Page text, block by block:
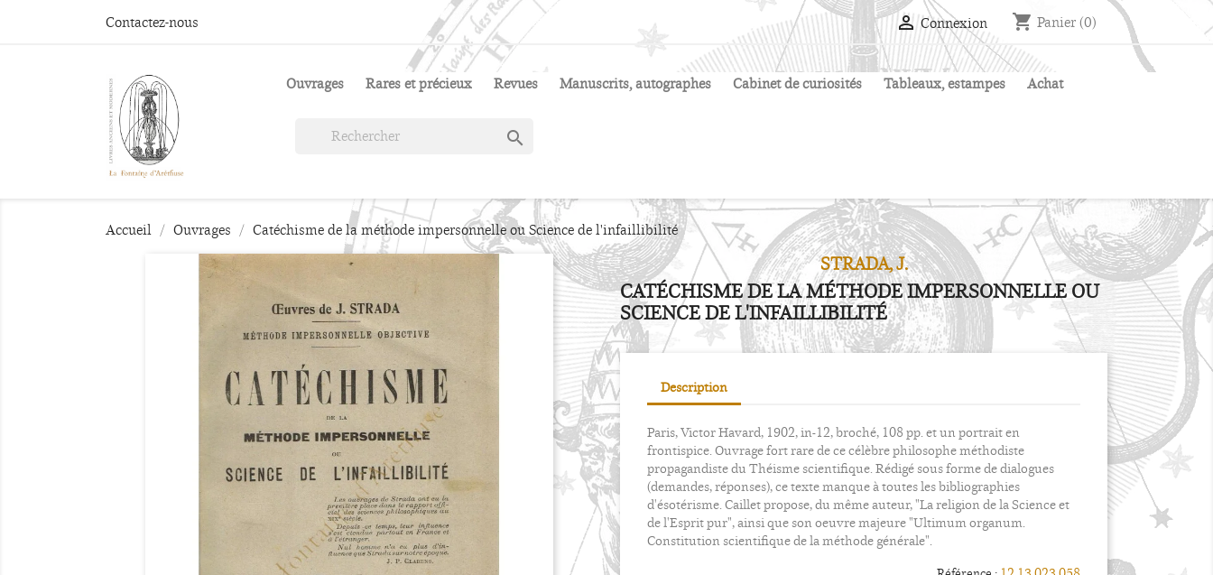
Contactez-nous Connexion shopping_cart Panier(0)
Ouvrages Rares et précieux Revues Manuscrits, autographes Cabinet de curiosités Tableaux, estampes Achat

Accueil Ouvrages Catéchisme de la méthode impersonnelle ou Science de l'infaillibilité
STRADA, J.
CATÉCHISME DE LA MÉTHODE IMPERSONNELLE OU
SCIENCE DE L'INFAILLIBILITÉ
Description
Paris, Victor Havard, 1902, in-12, broché, 108 pp. et un portrait en
frontispice. Ouvrage fort rare de ce célèbre philosophe méthodiste
propagandiste du Théisme scientifique. Rédigé sous forme de dialogues
(demandes, réponses), ce texte manque à toutes les bibliographies
d'ésotérisme. Caillet propose, du même auteur, "La religion de la Science et
de l'Esprit pur", ainsi que son oeuvre majeure "Ultimum organum.
Constitution scientifique de la méthode générale".